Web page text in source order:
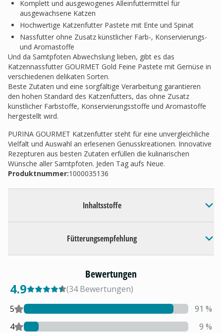
Komplett und ausgewogenes Alleinfuttermittel für
ausgewachsene Katzen
Hochwertige Katzenfutter Pastete mit Ente und Spinat
Nassfutter ohne Zusatz künstlicher Farb-, Konservierungs-
und Aromastoffe
Und da Samtpfoten Abwechslung lieben, gibt es das
Katzennassfutter GOURMET Gold Feine Pastete mit Gemüse in
verschiedenen delikaten Sorten.
Beste Zutaten und eine sorgfältige Verarbeitung garantieren
den hohen Standard des Katzenfutters, das ohne Zusatz
künstlicher Farbstoffe, Konservierungsstoffe und Aromastoffe
hergestellt wird.
PURINA GOURMET Katzenfutter steht für eine unvergleichliche
Vielfalt und Auswahl an erlesenen Genusskreationen. Innovative
Rezepturen aus besten Zutaten erfüllen die kulinarischen
Wünsche aller Samtpfoten. Jeden Tag aufs Neue.
Produktnummer:1000035136
Inhaltsstoffe
Fütterungsempfehlung
Bewertungen
4.9 (34 Bewertungen)
5
91 %
4
9 %